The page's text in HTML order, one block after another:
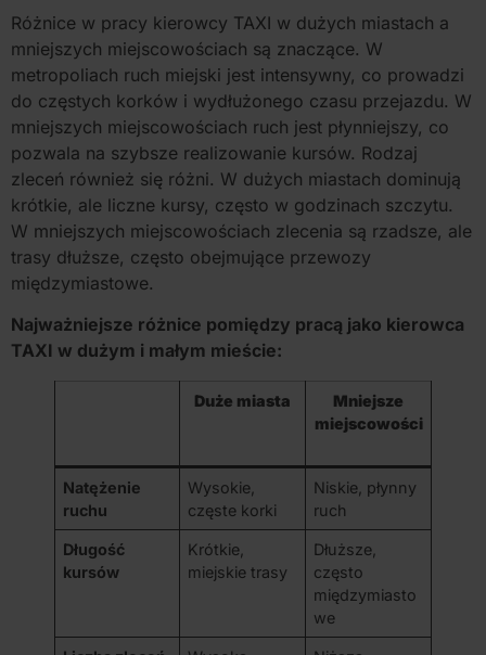
Różnice w pracy kierowcy TAXI w dużych miastach a
mniejszych miejscowościach są znaczące. W
metropoliach ruch miejski jest intensywny, co prowadzi
do częstych korków i wydłużonego czasu przejazdu. W
mniejszych miejscowościach ruch jest płynniejszy, co
pozwala na szybsze realizowanie kursów. Rodzaj
zleceń również się różni. W dużych miastach dominują
krótkie, ale liczne kursy, często w godzinach szczytu.
W mniejszych miejscowościach zlecenia są rzadsze, ale
trasy dłuższe, często obejmujące przewozy
międzymiastowe.
Najważniejsze różnice pomiędzy pracą jako kierowca
TAXI w dużym i małym mieście:
Duże miasta
Mniejsze
miejscowości
Natężenie
ruchu
Wysokie,
częste korki
Niskie, płynny
ruch
Długość
kursów
Krótkie,
miejskie trasy
Dłuższe,
często
międzymiasto
we